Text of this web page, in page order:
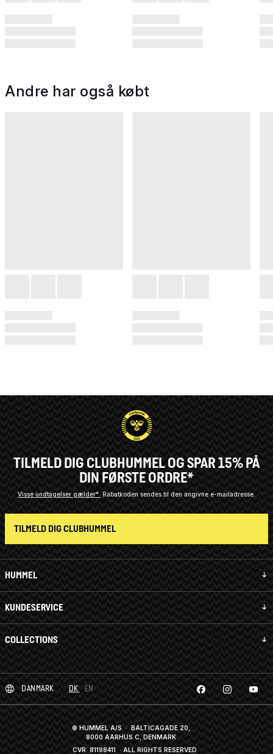
Andre har også købt
HUMMEL
KUNDESERVICE
COLLECTIONS
TILMELD DIG CLUBHUMMEL OG SPAR 15% PÅ
DIN FØRSTE ORDRE*
Visse undtagelser gælder* Rabatkoden sendes til den angivne e-mailadresse.
TILMELD DIG CLUBHUMMEL
DANMARK DK EN
© HUMMEL A/S · BALTICAGADE 20,
8000 AARHUS C, DENMARK
CVR: 81198411· ALL RIGHTS RESERVED